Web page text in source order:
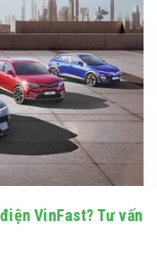
VinFast? Tư vấn